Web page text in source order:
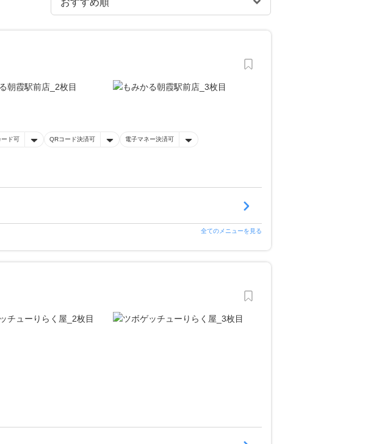
ード可 QRコード決済可 電子マネー決済可
全てのメニューを見る